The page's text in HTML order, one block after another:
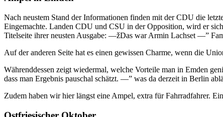
Nach neustem Stand der Informationen finden mit der CDU die
Eingemachte. Landen CDU und CSU in der Opposition, wird er
Titelseite ihrer neusten Ausgabe: —žDas war Armin Lachset —”
Auf der anderen Seite hat es einen gewissen Charme, wenn die
Währenddessen zeigt wiedermal, welche Vorteile man in Emden
dass man Ergebnis pauschal schätzt. —” was da derzeit in Berlin
Zudem haben wir hier längst eine Ampel, extra für Fahrradfahrer.